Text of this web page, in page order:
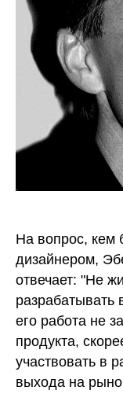
На вопрос,
дизайнером,
отвечает: "Не
его работа не
продукта,
участвовать в
выхода на